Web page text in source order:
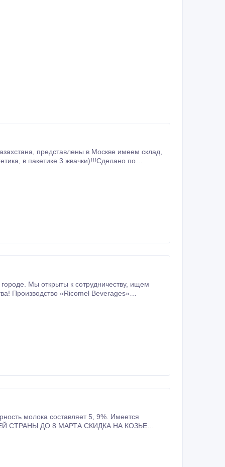
по
Мы открыты к сотрудничеству, ищем
Производство «Ricomel Beverages»